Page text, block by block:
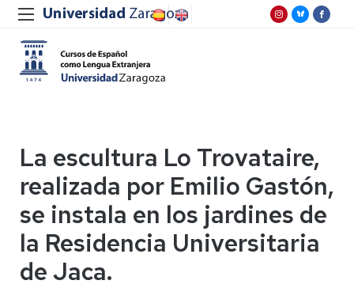
La escultura Lo Trovataire,
realizada por Emilio Gastón,
se instala en los jardines de
la Residencia Universitaria
de Jaca.